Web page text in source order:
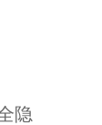
隐